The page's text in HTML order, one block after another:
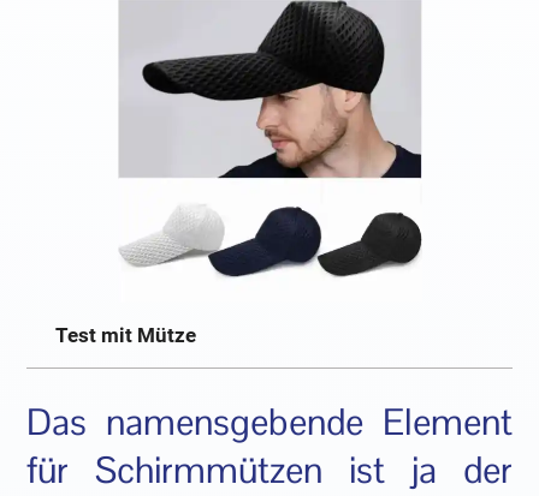
Test mit Mütze
Das namensgebende Element
für Schirmmützen ist ja der